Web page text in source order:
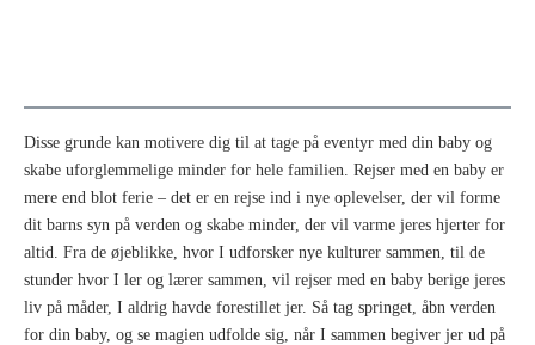
Disse grunde kan motivere dig til at tage på eventyr med din baby og
skabe uforglemmelige minder for hele familien. Rejser med en baby er
mere end blot ferie – det er en rejse ind i nye oplevelser, der vil forme
dit barns syn på verden og skabe minder, der vil varme jeres hjerter for
altid. Fra de øjeblikke, hvor I udforsker nye kulturer sammen, til de
stunder hvor I ler og lærer sammen, vil rejser med en baby berige jeres
liv på måder, I aldrig havde forestillet jer. Så tag springet, åbn verden
for din baby, og se magien udfolde sig, når I sammen begiver jer ud på